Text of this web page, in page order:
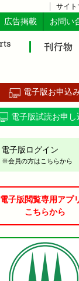
サイト
広告掲載 お問い
電子版お申込
電子版試読お申し
電子版ログイン
※会員の方はこちらから
電子版閲覧専用アプ
こちらから